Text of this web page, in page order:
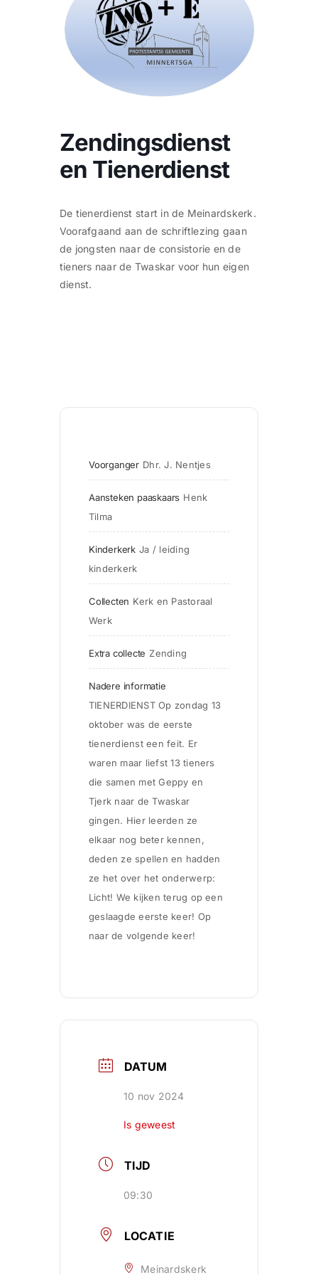
Zoeken
Zendingsdienst
en Tienerdienst
De tienerdienst start in de Meinardskerk.
Voorafgaand aan de schriftlezing gaan
de jongsten naar de consistorie en de
tieners naar de Twaskar voor hun eigen
dienst.
Voorganger Dhr. J. Nentjes
Aansteken paaskaars Henk
Tilma
Kinderkerk Ja / leiding
kinderkerk
Collecten Kerk en Pastoraal
Werk
Extra collecte Zending
Nadere informatie
TIENERDIENST Op zondag 13
oktober was de eerste
tienerdienst een feit. Er
waren maar liefst 13 tieners
die samen met Geppy en
Tjerk naar de Twaskar
gingen. Hier leerden ze
elkaar nog beter kennen,
deden ze spellen en hadden
ze het over het onderwerp:
Licht! We kijken terug op een
geslaagde eerste keer! Op
naar de volgende keer!
DATUM
10 nov 2024
Is geweest
TIJD
09:30
LOCATIE
Meinardskerk